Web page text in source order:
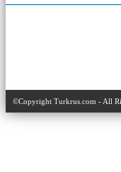
©Copyright Turkrus.com - All